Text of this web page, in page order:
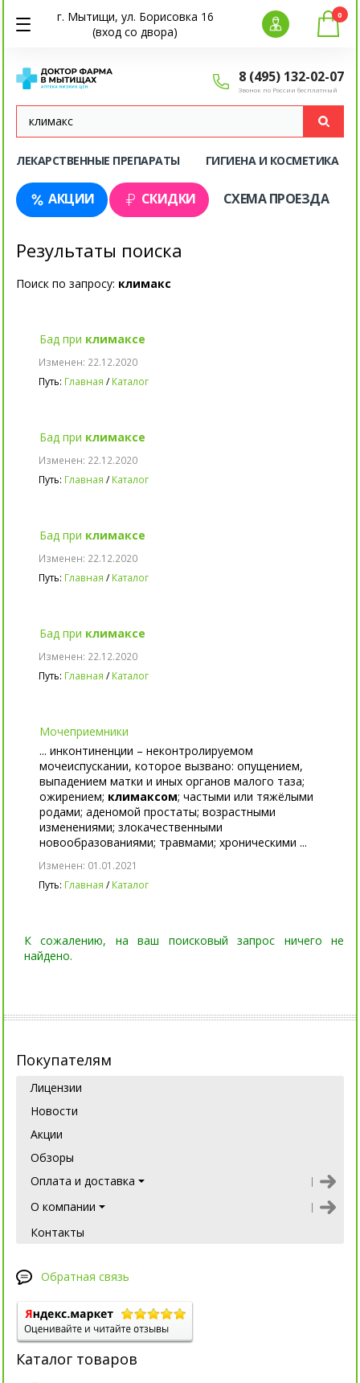
г. Мытищи, ул. Борисовка 16
(вход со двора)
8 (495) 132-02-07
Звонок по России бесплатный
0
ЛЕКАРСТВЕННЫЕ ПРЕПАРАТЫ ГИГИЕНА И КОСМЕТИКА
АКЦИИ СКИДКИ СХЕМА ПРОЕЗДА
Результаты поиска
Поиск по запросу: климакс
Бад при климаксе
Изменен: 22.12.2020
Путь: Главная /Каталог
Бад при климаксе
Изменен: 22.12.2020
Путь: Главная /Каталог
Бад при климаксе
Изменен: 22.12.2020
Путь: Главная /Каталог
Бад при климаксе
Изменен: 22.12.2020
Путь: Главная /Каталог
Мочеприемники
... инконтиненции – неконтролируемом
мочеиспускании, которое вызвано: опущением,
выпадением матки и иных органов малого таза;
ожирением; климаксом; частыми или тяжёлыми
родами; аденомой простаты; возрастными
изменениями; злокачественными
новообразованиями; травмами; хроническими ...
Изменен: 01.01.2021
Путь: Главная /Каталог
К сожалению, на ваш поисковый запрос ничего не
найдено.
Покупателям
Лицензии
Новости
Акции
Обзоры
Оплата и доставка
О компании
Контакты
Обратная связь
Каталог товаров